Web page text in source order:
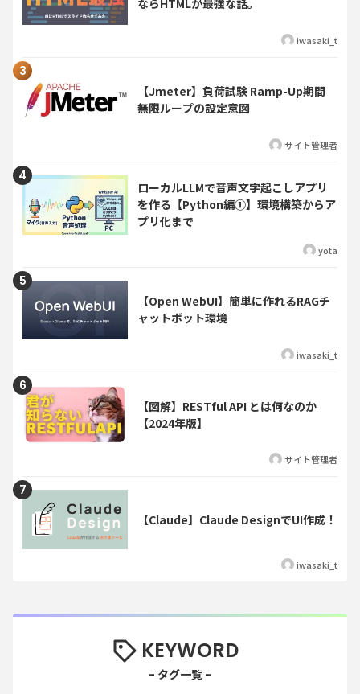
iwasaki_t
【Jmeter】負荷試験 Ramp-Up期間
無限ループの設定意図
サイト管理者
ローカルLLMで音声文字起こしアプリ
を作る【Python編①】環境構築からア
プリ化まで
yota
【Open WebUI】簡単に作れるRAGチ
ャットボット環境
iwasaki_t
【図解】RESTful API とは何なのか
【2024年版】
サイト管理者
【Claude】Claude DesignでUI作成！
iwasaki_t
KEYWORD